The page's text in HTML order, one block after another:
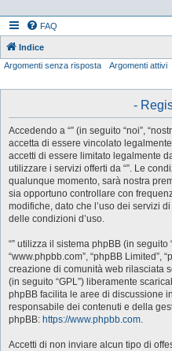
FAQ
Indice
Argomenti senza risposta
Argomenti attivi
-
Accedendo a “” (in seguito “noi”,
accetta di essere vincolato
accetti di essere limitato legalmente
utilizzare i servizi offerti da “”. Le
qualunque momento, sarà nostra
sia opportuno controllare con
modifiche, dato che l’uso dei servizi
delle condizioni d’uso.
“” utilizza il sistema phpBB (in seguito
“www.phpbb.com”, “phpBB Limited”,
creazione di comunità web rilasciata
(in seguito “GPL”) liberamente
phpBB facilita le aree di discussione
responsabile dei contenuti e della
phpBB: https://www.phpbb.com.
Accetti di non inviare alcun tipo di